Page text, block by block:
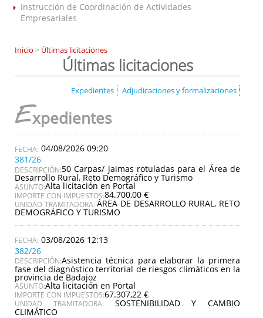
Instrucción de Coordinación de Actividades
Empresariales
Inicio > Últimas licitaciones
Últimas licitaciones
Expedientes Adjudicaciones y formalizaciones
Expedientes
04/08/2026 09:20
381/26
DESCRIPCIÓN:50 Carpas/ jaimas rotuladas para el Área de
Desarrollo Rural, Reto Demográfico y Turismo
ASUNTO:Alta licitación en Portal
IMPORTE CON IMPUESTOS:84.700,00 €
UNIDAD TRAMITADORA:ÁREA DE DESARROLLO RURAL, RETO
DEMOGRÁFICO Y TURISMO
03/08/2026 12:13
382/26
DESCRIPCIÓN:Asistencia técnica para elaborar la primera
fase del diagnóstico territorial de riesgos climáticos en la
provincia de Badajoz
ASUNTO:Alta licitación en Portal
IMPORTE CON IMPUESTOS:67.307,22 €
UNIDAD TRAMITADORA: SOSTENIBILIDAD Y CAMBIO
CLIMÁTICO